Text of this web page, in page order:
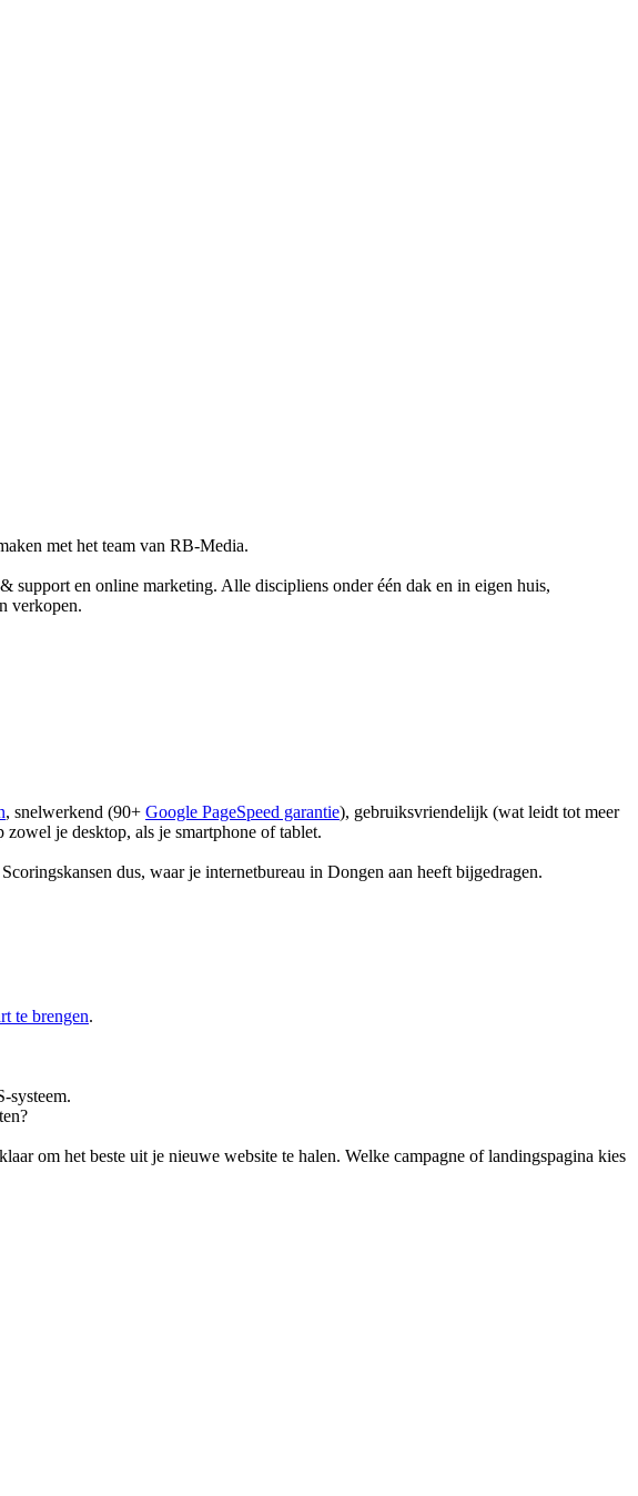
met het team van RB-Media.
support en online marketing. Alle discipliens onder één dak en in eigen huis,
verkopen.
, snelwerkend (90+ Google PageSpeed garantie), gebruiksvriendelijk (wat leidt tot meer
je desktop, als je smartphone of tablet.
dus, waar je internetbureau in Dongen aan heeft bijgedragen.
te brengen.
systeem.
om het beste uit je nieuwe website te halen. Welke campagne of landingspagina kies